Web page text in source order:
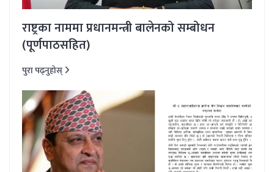
राष्ट्रका नाममा प्रधानमन्त्री बालेनको सम्बोधन
(पूर्णपाठसहित)
पुरा पढ्नुहोस्